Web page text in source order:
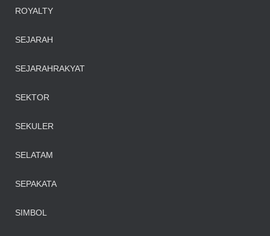
ROYALTY
SEJARAH
SEJARAHRAKYAT
SEKTOR
SEKULER
SELATAM
SEPAKATA
SIMBOL